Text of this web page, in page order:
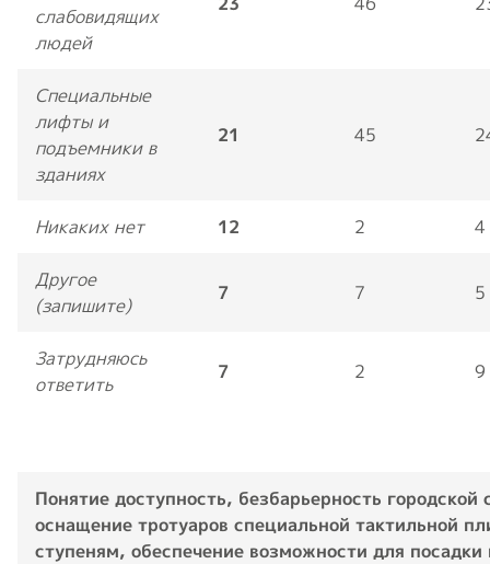
слабовидящих
людей
Специальные
лифты и
подъемники в
зданиях
21 45
Никаких нет 12 2 4
Другое
(запишите)
7 7 5
Затрудняюсь
ответить
7 2 9
Понятие доступность, безбарьерность
оснащение тротуаров специальной тактильной
ступеням, обеспечение возможности для